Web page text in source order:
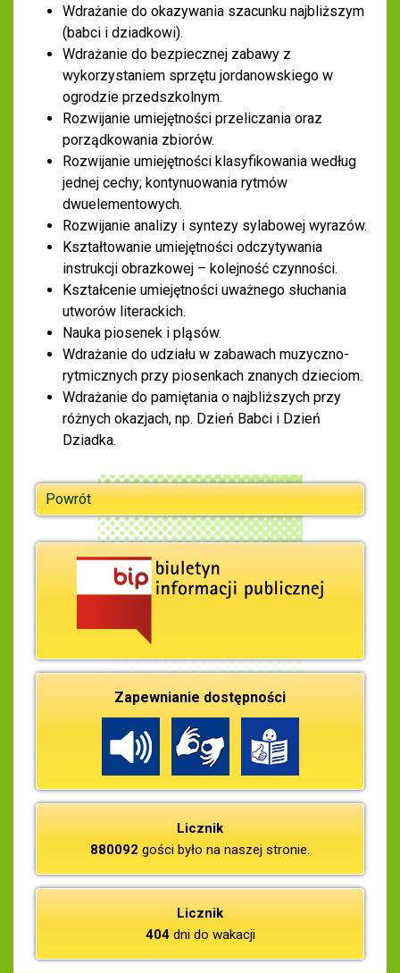
Wdrażanie do okazywania szacunku najbliższym
(babci i dziadkowi).
Wdrażanie do bezpiecznej zabawy z
wykorzystaniem sprzętu jordanowskiego w
ogrodzie przedszkolnym.
Rozwijanie umiejętności przeliczania oraz
porządkowania zbiorów.
Rozwijanie umiejętności klasyfikowania według
jednej cechy; kontynuowania rytmów
dwuelementowych.
Rozwijanie analizy i syntezy sylabowej wyrazów.
Kształtowanie umiejętności odczytywania
instrukcji obrazkowej – kolejność czynności.
Kształcenie umiejętności uważnego słuchania
utworów literackich.
Nauka piosenek i pląsów.
Wdrażanie do udziału w zabawach muzyczno-
rytmicznych przy piosenkach znanych dzieciom.
Wdrażanie do pamiętania o najbliższych przy
różnych okazjach, np. Dzień Babci i Dzień
Dziadka.
Powrót
Zapewnianie dostępności
Licznik
880092 gości było na naszej stronie.
Licznik
404dni do wakacji